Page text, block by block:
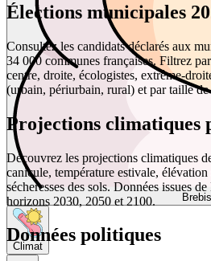
Climat
Élections municipales
Consultez les candidats déclarés aux
34 000 communes françaises. Filtrez
centre, droite, écologistes, extrême-
(urbain, périurbain, rural) et par taille de
Projections climatiques
Découvrez les projections climatiques
canicule, température estivale,
sécheresses des sols. Données issues
horizons 2030, 2050 et 2100.
Données politiques